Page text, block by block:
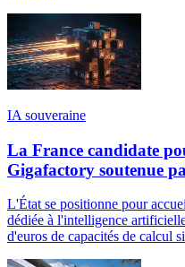
IA souveraine
La France candidate
Gigafactory soutenue
L'État se positionne pour
dédiée à l'intelligence
d'euros de capacités de calcul